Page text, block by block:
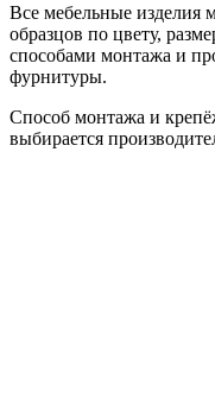
Все мебельные изделия
образцов по цвету,
способами монтажа и
фурнитуры.
Способ монтажа и
выбирается